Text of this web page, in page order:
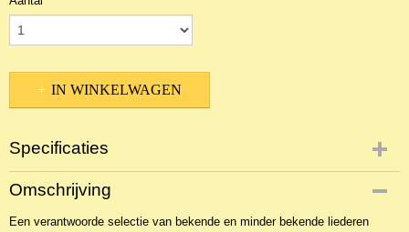
IN WINKELWAGEN
Specificaties
Productcode
NBLNLi-302
EAN code
Omschrijving
Een verantwoorde selectie van bekende en minder bekende liederen